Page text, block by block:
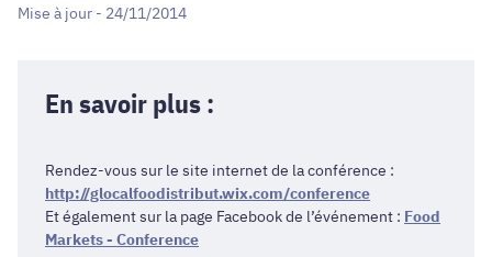
Mise à jour - 24/11/2014
En savoir plus :
Rendez-­vous sur le site internet de la conférence :
http://glocalfoodistribut.wix.com/conference
Et également sur la page Facebook de l’événement : Food
Markets -­ Conference